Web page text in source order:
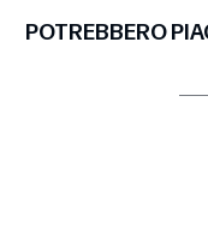
POTREBBERO